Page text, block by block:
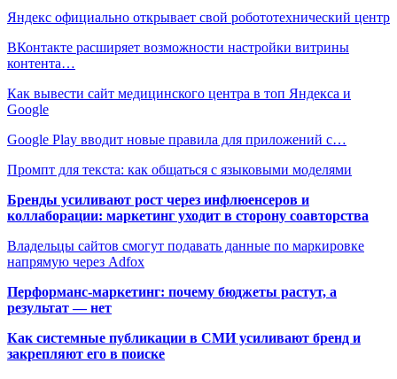
Яндекс официально открывает свой робототехнический центр
ВКонтакте расширяет возможности настройки витрины
контента…
Как вывести сайт медицинского центра в топ Яндекса и
Google
Google Play вводит новые правила для приложений с…
Промпт для текста: как общаться с языковыми моделями
Бренды усиливают рост через инфлюенсеров и
коллаборации: маркетинг уходит в сторону соавторства
Владельцы сайтов смогут подавать данные по маркировке
напрямую через Adfox
Перформанс-маркетинг: почему бюджеты растут, а
результат — нет
Как системные публикации в СМИ усиливают бренд и
закрепляют его в поиске